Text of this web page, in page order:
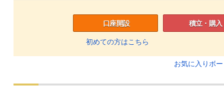
口座開設
初めての方はこちら
積立・購入
お気に入りボ